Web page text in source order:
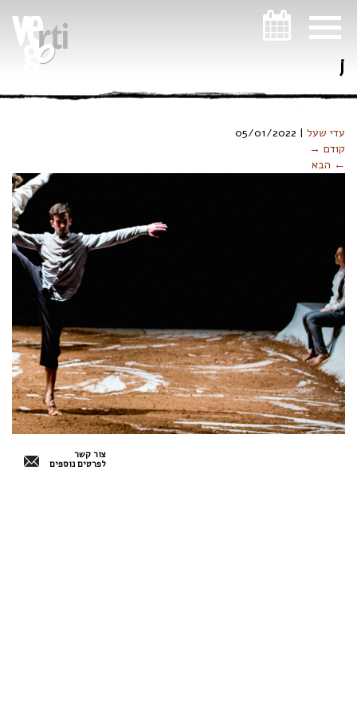
j
עדי שעל |
05/01/2022
קודם →
← הבא
צור קשר
לפרטים נוספים